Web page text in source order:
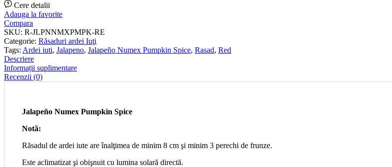
Cere detalii
Adauga la favorite
Compara
SKU: R-JLPNNMXPMPK-RE
Categorie: Răsaduri ardei Iuţi
Tags: Ardei iuti, Jalapeno, Jalapeño Numex Pumpkin Spice, Rasad, Red
Descriere
Informații suplimentare
Recenzii (0)
Jalapeño Numex Pumpkin Spice
Notă:
Răsadul de ardei iute are înalţimea de minim 8 cm şi minim 3 perechi de frunze.
Este aclimatizat şi obişnuit cu lumina solară directă.